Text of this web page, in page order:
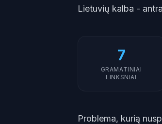
Lietuvių kalba -
7
GRAMATINIAI
LINKSNIAI
Problema, kurią